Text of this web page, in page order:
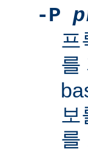
-P
프
를
를